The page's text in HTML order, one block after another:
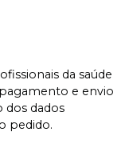
da saúde
e envio
dos dados
pedido.